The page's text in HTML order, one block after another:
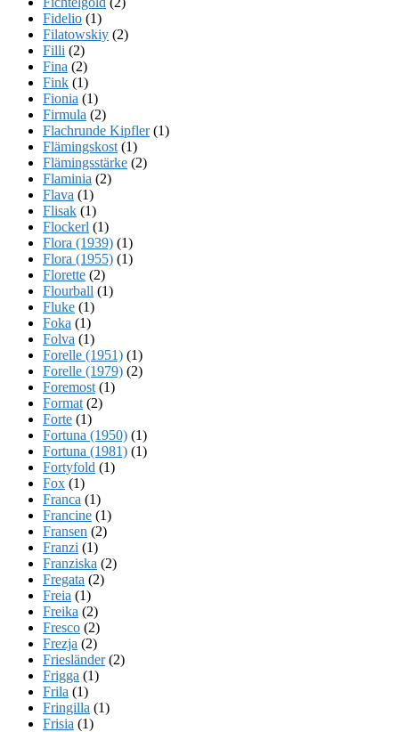
Fidelio (1)
Filatowskiy (2)
Filli (2)
Fina (2)
Fink (1)
Fionia (1)
Firmula (2)
Flachrunde Kipfler(1)
Flämingskost (1)
Flämingsstärke (2)
Flaminia (2)
Flava (1)
Flisak (1)
Flockerl (1)
Flora (1939) (1)
Flora (1955) (1)
Florette (2)
Flourball (1)
Fluke (1)
Foka (1)
Folva (1)
Forelle (1951) (1)
Forelle (1979) (2)
Foremost (1)
Format (2)
Forte (1)
Fortuna (1950) (1)
Fortuna (1981) (1)
Fortyfold (1)
Fox (1)
Franca (1)
Francine (1)
Fransen (2)
Franzi (1)
Franziska (2)
Fregata (2)
Freia (1)
Freika (2)
Fresco (2)
Frezja (2)
Friesländer(2)
Frigga (1)
Frila (1)
Fringilla (1)
Frisia (1)